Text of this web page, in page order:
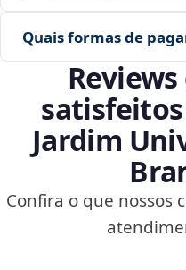
Quais formas de
Jardim
Confira o que nossos